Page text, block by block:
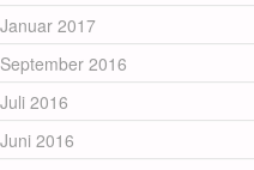
Januar 2017
September 2016
Juli 2016
Juni 2016